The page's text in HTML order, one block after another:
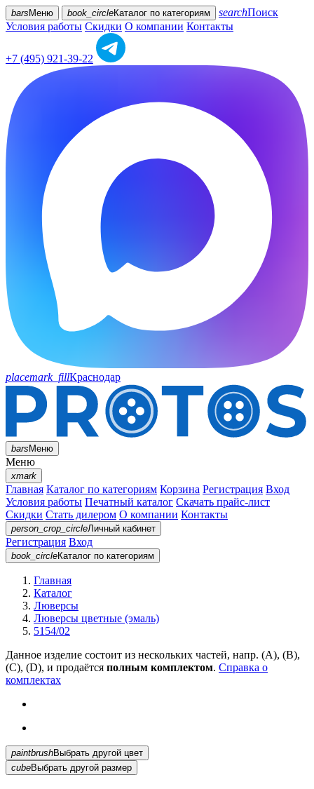
bars Меню book_circleКаталог по категориям searchПоиск
Условия работы Скидки О компании Контакты
+7 (495) 921-39-22
placemark_fillКраснодар
barsМеню
Меню
xmark
Главная Каталог по категориям Корзина Регистрация Вход
Условия работы Печатный каталог Скачать прайс-лист
Скидки Стать дилером О компании Контакты
person_crop_circleЛичный кабинет
Регистрация Вход
book_circleКаталог по категориям
Главная
Каталог
Люверсы
Люверсы цветные (эмаль)
5154/02
Данное изделие состоит из нескольких частей, напр. (А), (B),
(С), (D), и продаётся полным комплектом. Справка о
комплектах
paintbrush
Выбрать другой цвет
cubeВыбрать другой размер